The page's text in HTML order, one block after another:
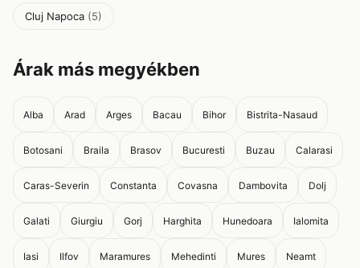
Cluj Napoca (5)
Árak más megyékben
Alba Arad Arges Bacau Bihor Bistrita-Nasaud
Botosani Braila Brasov Bucuresti Buzau Calarasi
Caras-Severin Constanta Covasna Dambovita Dolj
Galati Giurgiu Gorj Harghita Hunedoara Ialomita
Iasi Ilfov Maramures Mehedinti Mures Neamt